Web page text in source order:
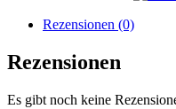
Rezensionen (0)
Rezensionen
Es gibt noch keine